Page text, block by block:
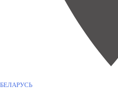
БЕЛАРУСЬ